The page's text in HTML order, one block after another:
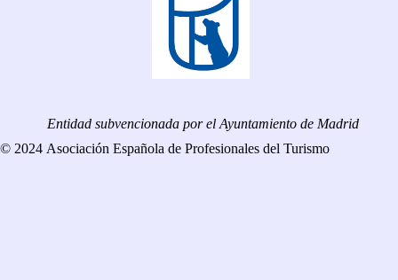
Entidad subvencionada por el Ayuntamiento de Madrid
© 2024 Asociación Española de Profesionales del Turismo